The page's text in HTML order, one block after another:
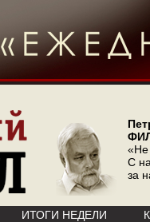
«Не
С
за
ИТОГИ НЕДЕЛИ